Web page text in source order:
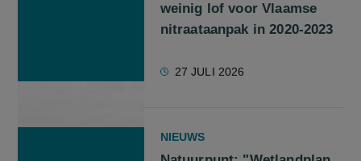
weinig lof voor Vlaamse
nitraataanpak in 2020-2023
27 JULI 2026
NIEUWS